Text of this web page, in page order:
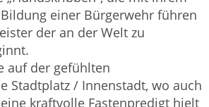
einer Bürgerwehr führen
der an der Welt zu
auf der gefühlten
Stadtplatz / Innenstadt, wo auch
kraftvolle Fastenpredigt hielt